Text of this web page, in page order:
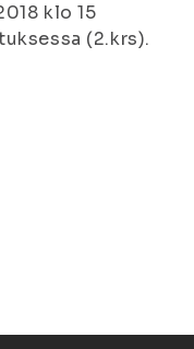
klo 15
(2.krs).